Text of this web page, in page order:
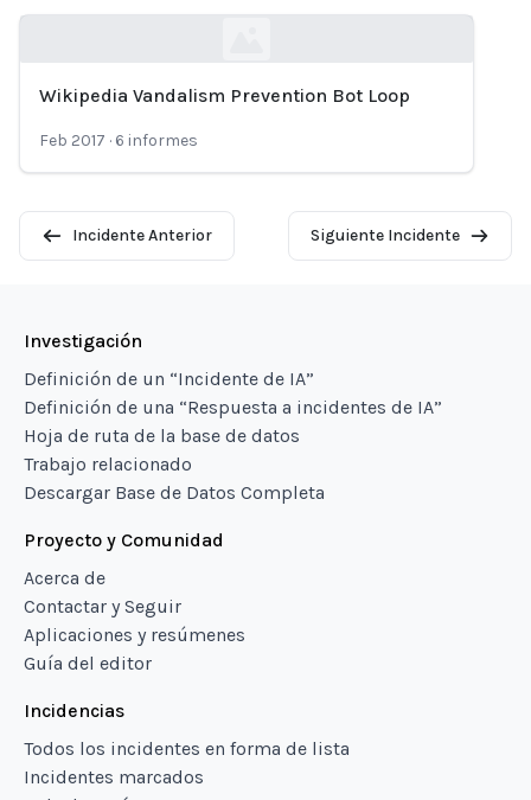
Loading...
Wikipedia Vandalism Prevention Bot Loop
Feb 2017 · 6 informes
Incidente Anterior Siguiente Incidente
Investigación
Definición de un “Incidente de IA”
Definición de una “Respuesta a incidentes de IA”
Hoja de ruta de la base de datos
Trabajo relacionado
Descargar Base de Datos Completa
Proyecto y Comunidad
Acerca de
Contactar y Seguir
Aplicaciones y resúmenes
Guía del editor
Incidencias
Todos los incidentes en forma de lista
Incidentes marcados